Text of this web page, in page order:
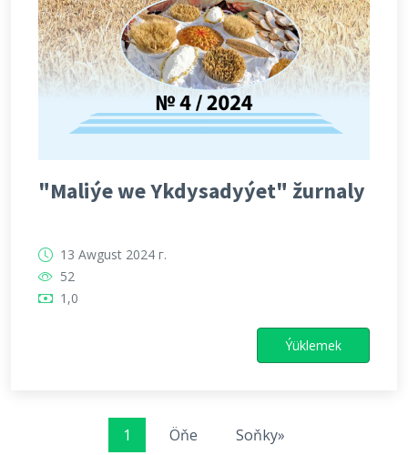
"Maliýe we Ykdysadyýet" žurnaly
13 Awgust 2024 г.
52
1,0
Ýüklemek
1 Öňe Soňky»